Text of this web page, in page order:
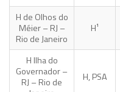
H de Olhos do
Méier – RJ –
Rio de Janeiro
H¹
H Ilha do
Governador –
RJ – Rio de
H, PSA